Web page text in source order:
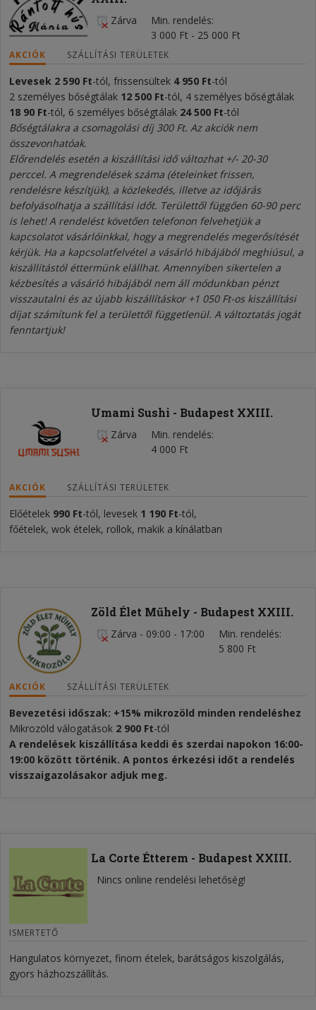
Zárva
Min. rendelés
3 000 Ft - 25 000 Ft
AKCIÓK SZÁLLÍTÁSI TERÜLETEK
Levesek 2 590 Ft-tól, frissensültek 4 950 Ft-tól
2 személyes bőségtálak 12 500 Ft-tól, 4 személyes bőségtálak
18 90 Ft-tól, 6 személyes bőségtálak 24500 Ft-tól
Bőségtálakra a csomagolási díj 300 Ft. Az akciók nem
összevonhatóak.
Előrendelés esetén a kiszállítási idő változhat +/- 20-30
perccel. A megrendelések száma (ételeinket frissen,
rendelésre készítjük), a közlekedés, illetve az időjárás
befolyásolhatja a szállítási időt. Területtől függően 60-90 perc
is lehet! A rendelést követően telefonon felvehetjük a
kapcsolatot vásárlóinkkal, hogy a megrendelés megerősítését
kérjük. Ha a kapcsolatfelvétel a vásárló hibájából meghiúsul, a
kiszállítástól éttermünk elállhat. Amennyiben sikertelen a
kézbesítés a vásárló hibájából nem áll módunkban pénzt
visszautalni és az újabb kiszállításkor +1 050 Ft-os kiszállítási
díjat számítunk fel a területtől függetlenül. A változtatás jogát
fenntartjuk!
Umami Sushi - Budapest XXIII.
Zárva
Min. rendelés
4 000 Ft
AKCIÓK SZÁLLÍTÁSI TERÜLETEK
Előételek 990 Ft-tól, levesek 1 190 Ft-tól,
főételek, wok ételek, rollok, makik a kínálatban
Zöld Élet Műhely - Budapest XXIII.
Zárva - 09:00 - 17:00
Min. rendelés
5 800 Ft
AKCIÓK SZÁLLÍTÁSI TERÜLETEK
Bevezetési időszak: +15% mikrozöld minden rendeléshez
Mikrozöld válogatások 2 900 Ft-tól
A rendelések kiszállítása keddi és szerdai napokon 16:00-
19:00 között történik. A pontos érkezési időt a rendelés
visszaigazolásakor adjuk meg.
La Corte Étterem - Budapest XXIII.
Nincs online rendelési lehetőség!
ISMERTETŐ
Hangulatos környezet, finom ételek, barátságos kiszolgálás,
gyors házhozszállítás.